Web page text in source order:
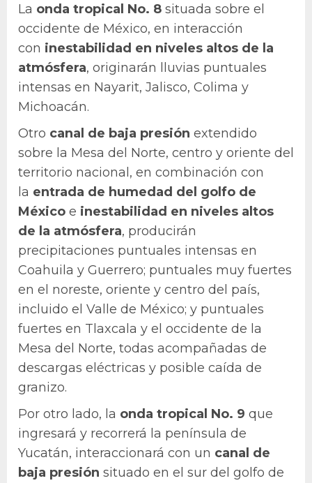
La onda tropical No. 8 situada sobre el
occidente de México, en interacción
con inestabilidad en niveles altos de la
atmósfera, originarán lluvias puntuales
intensas en Nayarit, Jalisco, Colima y
Michoacán.
Otro canal de baja presión extendido
sobre la Mesa del Norte, centro y oriente del
territorio nacional, en combinación con
la entrada de humedad del golfo de
México e inestabilidad en niveles altos
de la atmósfera, producirán
precipitaciones puntuales intensas en
Coahuila y Guerrero; puntuales muy fuertes
en el noreste, oriente y centro del país,
incluido el Valle de México; y puntuales
fuertes en Tlaxcala y el occidente de la
Mesa del Norte, todas acompañadas de
descargas eléctricas y posible caída de
granizo.
Por otro lado, la onda tropical No. 9 que
ingresará y recorrerá la península de
Yucatán, interaccionará con un canal de
baja presión situado en el sur del golfo de